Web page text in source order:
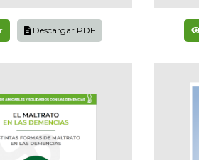
Descargar PDF